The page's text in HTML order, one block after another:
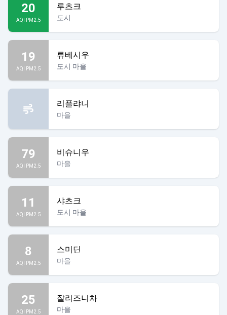
20
AQI PM2.5
루츠크
도시
19
AQI PM2.5
류베시우
도시 마을
리플랴니
마을
79
AQI PM2.5
비슈니우
마을
11
AQI PM2.5
샤츠크
도시 마을
8
AQI PM2.5
스미딘
마을
25
AQI PM2.5
잘리즈니차
마을